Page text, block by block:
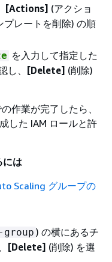
[Actions] (アクショ
プレートを削除) の順
を入力して指定した
し、 [Delete] (削除)
作業が完了したら、
した IAM ロールと許
は
Scaling グループの
) の横にあるチ
[Delete] (削除) を選